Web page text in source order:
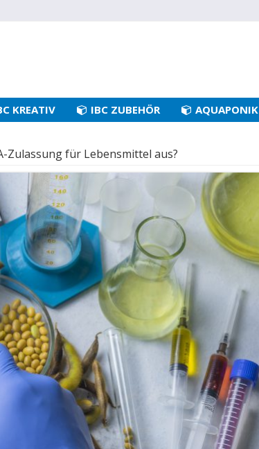
KREATIV IBC ZUBEHÖR AQUAPONIK
Zulassung für Lebensmittel aus?